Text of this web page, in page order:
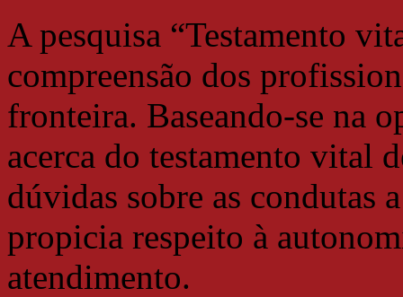
A pesquisa “Testamento
compreensão dos
fronteira. Baseando-se na
acerca do testamento vital
dúvidas sobre as condutas
propicia respeito à
atendimento.